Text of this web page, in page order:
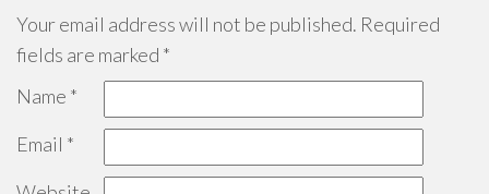
Your email address will not be published. Required
fields are marked *
Name *
Email *